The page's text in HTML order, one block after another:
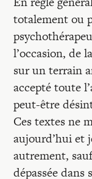
totalement ou
l’occasion, de
sur un terrain
accepté toute
peut-être
Ces textes ne
aujourd’hui et
autrement,
dépassée